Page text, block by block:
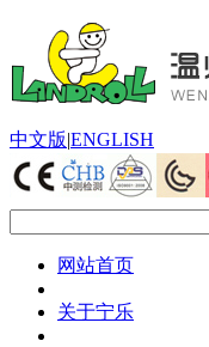
中文版|ENGLISH
网站首页
关于宁乐